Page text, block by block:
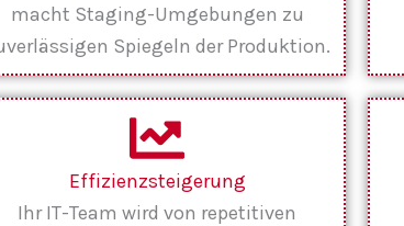
macht Staging-Umgebungen zu
Spiegeln der Produktion.
Effizienzsteigerung
Ihr IT-Team wird von repetitiven